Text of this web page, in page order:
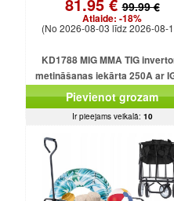
99.99 €
Atlaide: -18%
(No 2026-08-03 līdz 2026-08-
KD1788 MIG MMA TIG
metināšanas iekārta 250A ar
plūsmu bez gāzes
Pievienot grozam
Ir pieejams veikalā: 10